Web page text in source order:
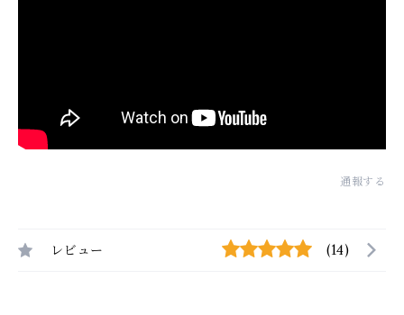
通報する
レビュー (14)